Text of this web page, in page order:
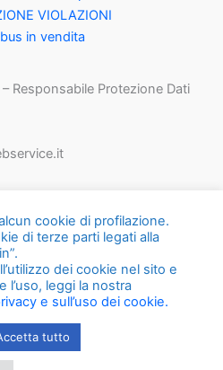
VIOLAZIONI
in vendita
Responsabile Protezione Dati
| Powered by Opera Secunda Srl
cookie di profilazione.
di terze parti legati alla
dei cookie nel sito e
l’uso, leggi la nostra
e sull’uso dei cookie.
tutto